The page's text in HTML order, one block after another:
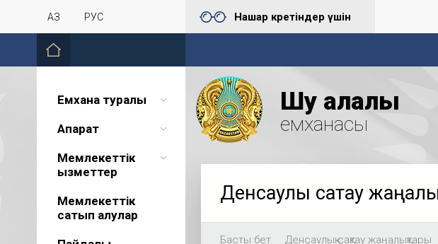
ҚАЗ РУС Нашар көретіндер үшін
Емхана туралы
Ақпарат
Мемлекеттік
қызметтер
Мемлекеттік
сатып алулар
Шу қалалық
емханасы
Денсаулық сақтау
Басты бет Денсаулық сақтау жаңалықтары